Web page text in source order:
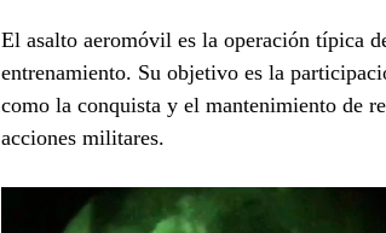
El asalto aeromóvil es la operación típica
entrenamiento. Su objetivo es la
como la conquista y el mantenimiento de
acciones militares.